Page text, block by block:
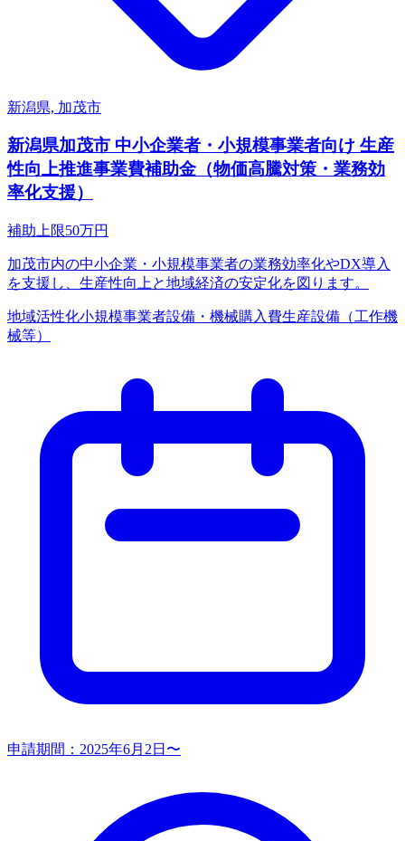
新潟県, 加茂市
新潟県加茂市 中小企業者・小規模事業者向け 生産
性向上推進事業費補助金（物価高騰対策・業務効
率化支援）
補助上限50万円
加茂市内の中小企業・小規模事業者の業務効率化やDX導入
を支援し、生産性向上と地域経済の安定化を図ります。
地域活性化小規模事業者設備・機械購入費生産設備（工作機
械等）
申請期間： 2025年6月2日〜